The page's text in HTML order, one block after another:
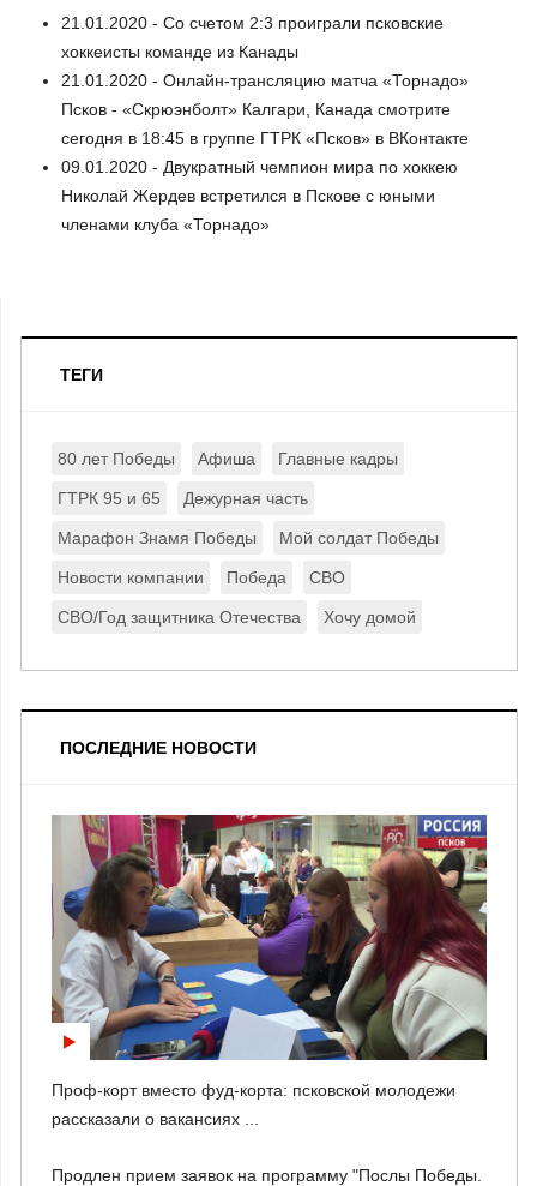
21.01.2020 - Со счетом 2:3 проиграли псковские
хоккеисты команде из Канады
21.01.2020 - Онлайн-трансляцию матча «Торнадо»
Псков - «Скрюэнболт» Калгари, Канада смотрите
сегодня в 18:45 в группе ГТРК «Псков» в ВКонтакте
09.01.2020 - Двукратный чемпион мира по хоккею
Николай Жердев встретился в Пскове с юными
членами клуба «Торнадо»
ТЕГИ
80 лет Победы Афиша Главные кадры
ГТРК 95 и 65 Дежурная часть
Марафон Знамя Победы Мой солдат Победы
Новости компании Победа СВО
СВО/Год защитника Отечества Хочу домой
ПОСЛЕДНИЕ НОВОСТИ
Проф-корт вместо фуд-корта: псковской молодежи
рассказали о вакансиях ...
Продлен прием заявок на программу "Послы Победы.